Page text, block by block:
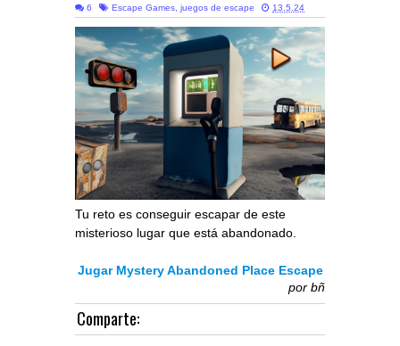
6 Escape Games, juegos de escape 13.5.24
Tu reto es conseguir escapar de este
misterioso lugar que está abandonado.
Jugar Mystery Abandoned Place Escape
por bñ
Comparte: